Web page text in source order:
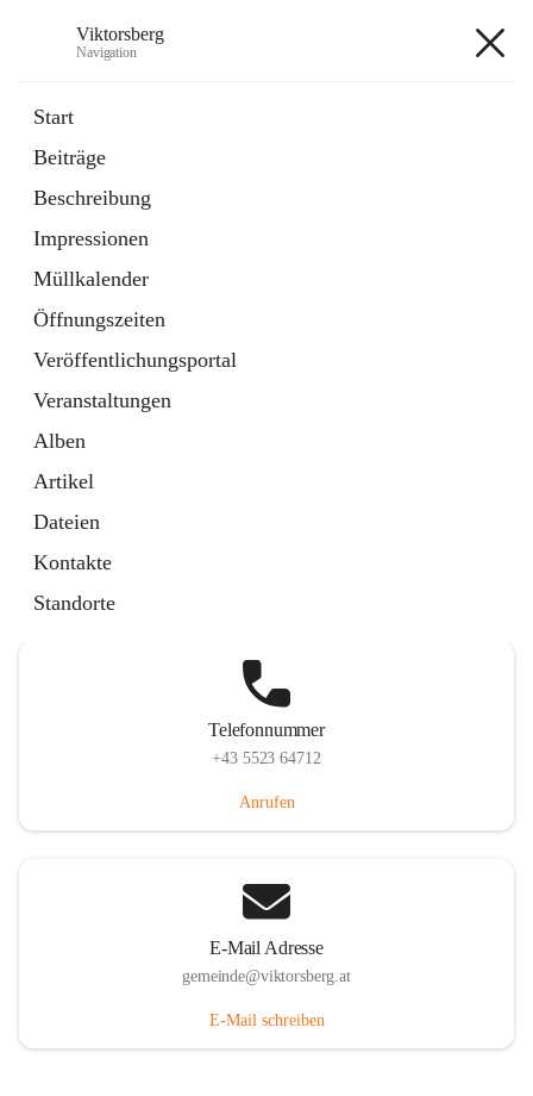
Viktorsberg
Navigation
Start
Beiträge
Beschreibung
Impressionen
Müllkalender
Öffnungszeiten
Veröffentlichungsportal
Veranstaltungen
Alben
Artikel
Dateien
Kontakte
Standorte
1 Schnellzugriff
Bürgerservice
10 Schnellzugriffe
Telefonnummer
+43 5523 64712
Anrufen
E-Mail Adresse
gemeinde@viktorsberg.at
E-Mail schreiben